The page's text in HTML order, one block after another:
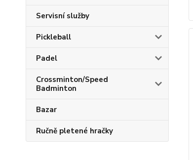
Servisní služby
Pickleball
Padel
Crossminton/Speed
Badminton
Bazar
Ručně pletené hračky